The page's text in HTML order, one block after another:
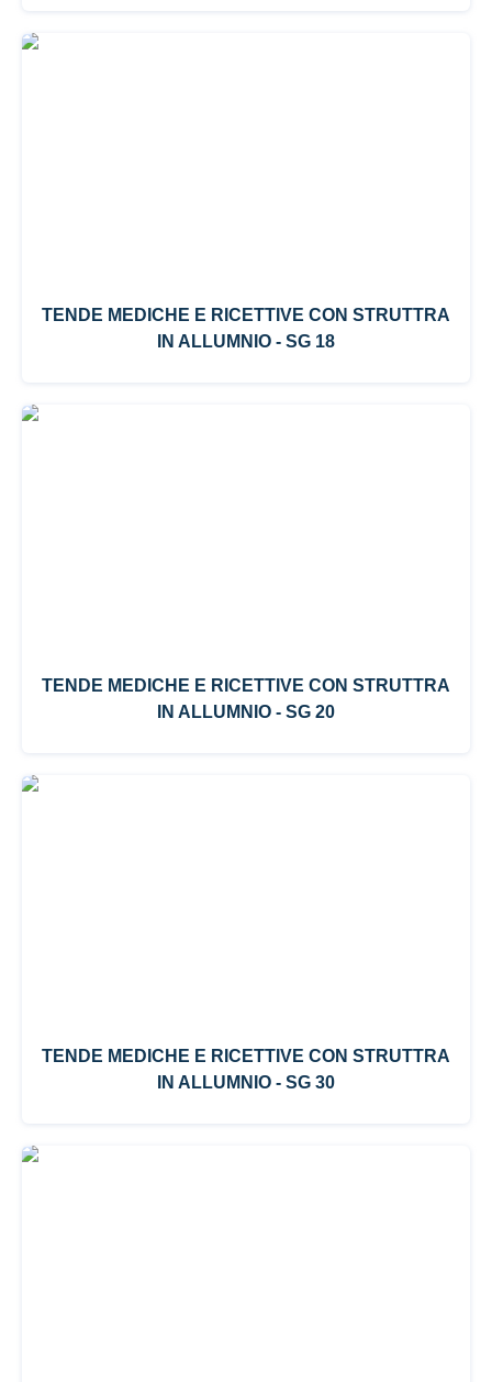
TENDE MEDICHE E RICETTIVE CON STRUTTRA
IN ALLUMNIO - SG 18
TENDE MEDICHE E RICETTIVE CON STRUTTRA
IN ALLUMNIO - SG 20
TENDE MEDICHE E RICETTIVE CON STRUTTRA
IN ALLUMNIO - SG 30